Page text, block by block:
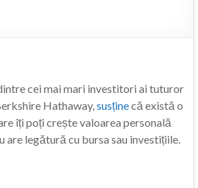
cei mai mari investitori ai tuturor
Hathaway,susținecă există o
îți poți crește valoarea personală
are legătură cu bursa sau investițiile.